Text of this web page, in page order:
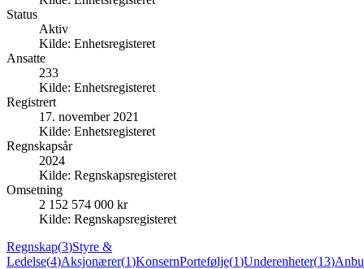
Status
Aktiv
Kilde: Enhetsregisteret
Ansatte
233
Kilde: Enhetsregisteret
Registrert
17. november 2021
Kilde: Enhetsregisteret
Regnskapsår
2024
Kilde: Regnskapsregisteret
Omsetning
2 152 574 000 kr
Kilde: Regnskapsregisteret
Regnskap(3)Styre &
Ledelse(4)Aksjonærer(1)KonsernPortefølje(1)Underenheter(13)